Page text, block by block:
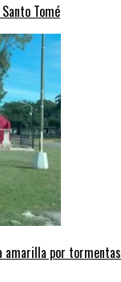
Tomé
amarilla por tormentas